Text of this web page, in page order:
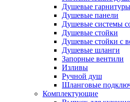
Душевые гарнитуры
Душевые панели
Душевые системы
Душевые стойки
Душевые стойки с
Душевые шланги
Запорные вентили
Изливы
Ручной душ
Шланговые
Комплектующие